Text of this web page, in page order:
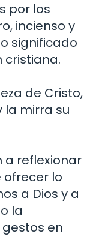
por los
incienso y
significado
cristiana.
de Cristo,
la mirra su
a reflexionar
lo
a Dios y a
la
en